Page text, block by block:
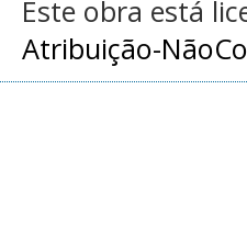
Este obra está
Atribuição-